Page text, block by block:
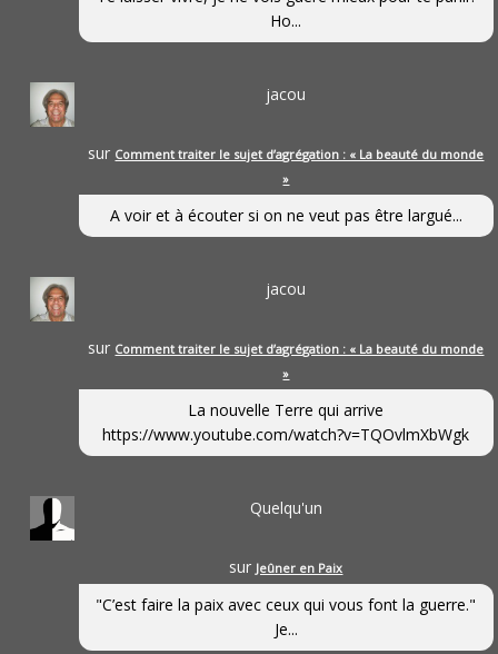
Ho...
jacou
sur Comment traiter le sujet d’agrégation : « La beauté du monde
»
A voir et à écouter si on ne veut pas être largué...
jacou
sur Comment traiter le sujet d’agrégation : « La beauté du monde
»
La nouvelle Terre qui arrive
https://www.youtube.com/watch?v=TQOvlmXbWgk
Quelqu'un
sur Jeûner en Paix
"C’est faire la paix avec ceux qui vous font la guerre."
Je...